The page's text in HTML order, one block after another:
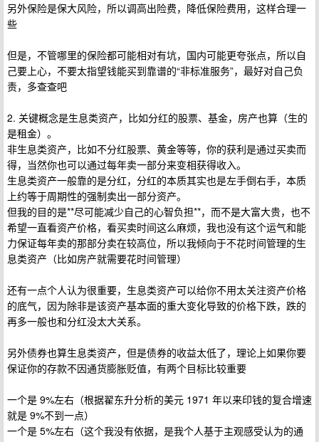
另外保险是保大风险，所以调高出险费，降低保险费用，这样合理一
些
但是，不管哪里的保险都可能相对有坑，国内可能更夸张点，所以自
己要上心，不要太指望钱能买到靠谱的“非标准服务”，最好对自己负
责，多查查吧
2. 关键概念是生息类资产，比如分红的股票、基金，房产也算（生的
是租金）。
非生息类资产，比如不分红股票、黄金等等，你的获利是通过买卖而
得，当然你也可以通过每年卖一部分来变相获得收入。
生息类资产一般靠的是分红，分红的本质其实也是左手倒右手，本质
上约等于周期性的强制卖出一部分资产。
但我的目的是**尽可能减少自己的心智负担**，而不是大富大贵，也不
希望一直看资产价格，看买卖时间这么麻烦，我也没有这个运气和能
力保证每年卖的那部分卖在较高位，所以我倾向于不花时间管理的生
息类资产（比如房产就需要花时间管理）
还有一点个人认为很重要，生息类资产可以给你不用太关注资产价格
的底气，因为除非是该资产基本面的重大变化导致的价格下跌，跌的
再多一般也和分红没太大关系。
另外债券也算生息类资产，但是债券的收益太低了，理论上如果你要
保证你的存款不因通货膨胀贬值，有两个目标比较重要
一个是 9%左右（根据翟东升分析的美元 1971 年以来印钱的复合增速
就是 9%不到一点）
一个是 5%左右（这个我没有依据，是我个人基于主观感受认为的通